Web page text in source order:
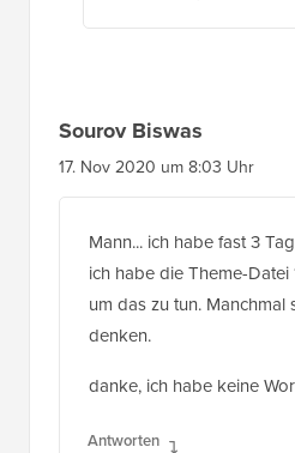
Sourov Biswas
17. Nov 2020 um 8:03 Uhr
Mann... ich habe fast 3
ich habe die Theme-
um das zu tun. Manchmal
denken.
danke, ich habe keine
Antworten